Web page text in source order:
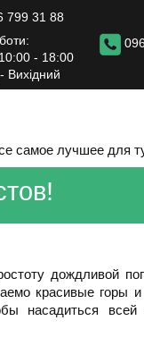
799 31 88
- 18:00
Вихідний
самое лучшее для
дождливой
красивые горы и
насадиться всей